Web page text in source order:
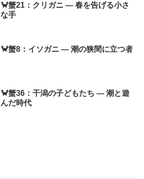
🦀蟹21：クリガニ ― 春を告げる小さ
な手
🦀蟹8：イソガニ ― 潮の狭間に立つ者
🦀蟹36：干潟の子どもたち ― 潮と遊
んだ時代